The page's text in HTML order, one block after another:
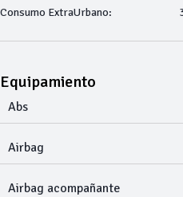
Consumo ExtraUrbano:
Equipamiento
Abs
Airbag
Airbag acompañante